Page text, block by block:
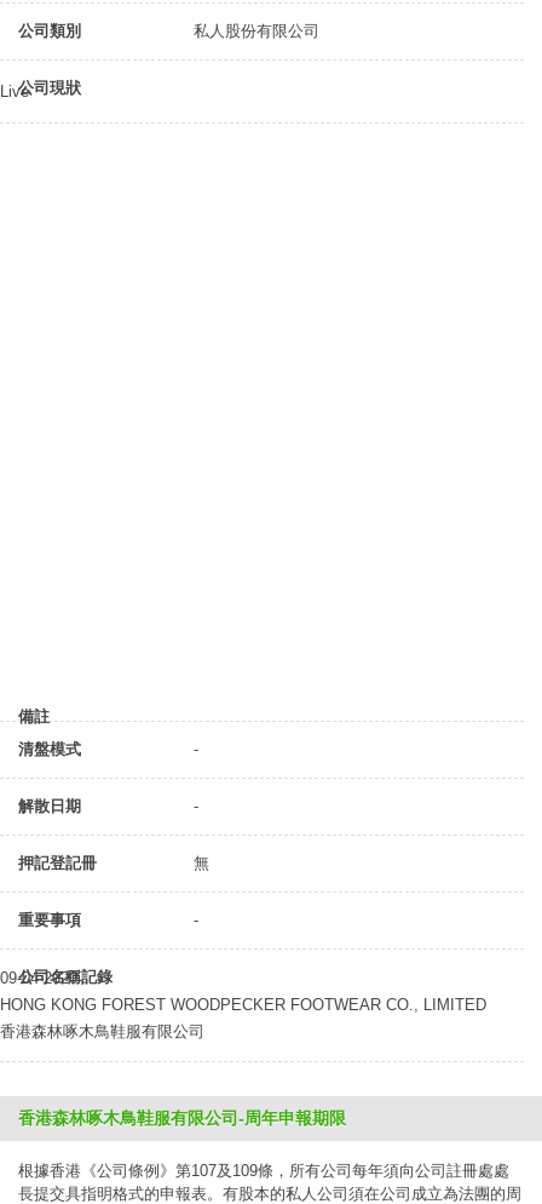
公司類別 私人股份有限公司
公司現狀
Live
備註
清盤模式
-
解散日期 -
押記登記冊 無
重要事項 -
公司名稱記錄
09-04-2020
HONG KONG FOREST WOODPECKER FOOTWEAR CO., LIMITED
香港森林啄木鳥鞋服有限公司
香港森林啄木鳥鞋服有限公司-周年申報期限
根據香港《公司條例》第107及109條，所有公司每年須向公司註冊處處
長提交具指明格式的申報表。有股本的私人公司須在公司成立為法團的周